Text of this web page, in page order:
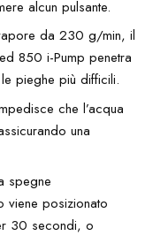
alcun pulsante.
da 230 g/min, il
850 i-Pump penetra
pieghe più difficili.
che l’acqua
una
spegne
viene posizionato
30 secondi, o